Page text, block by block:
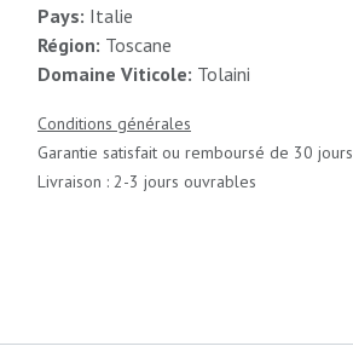
Pays: Italie
Région: Toscane
Domaine Viticole: Tolaini
Conditions générales
Garantie satisfait ou remboursé de 30 jours
Livraison : 2-3 jours ouvrables